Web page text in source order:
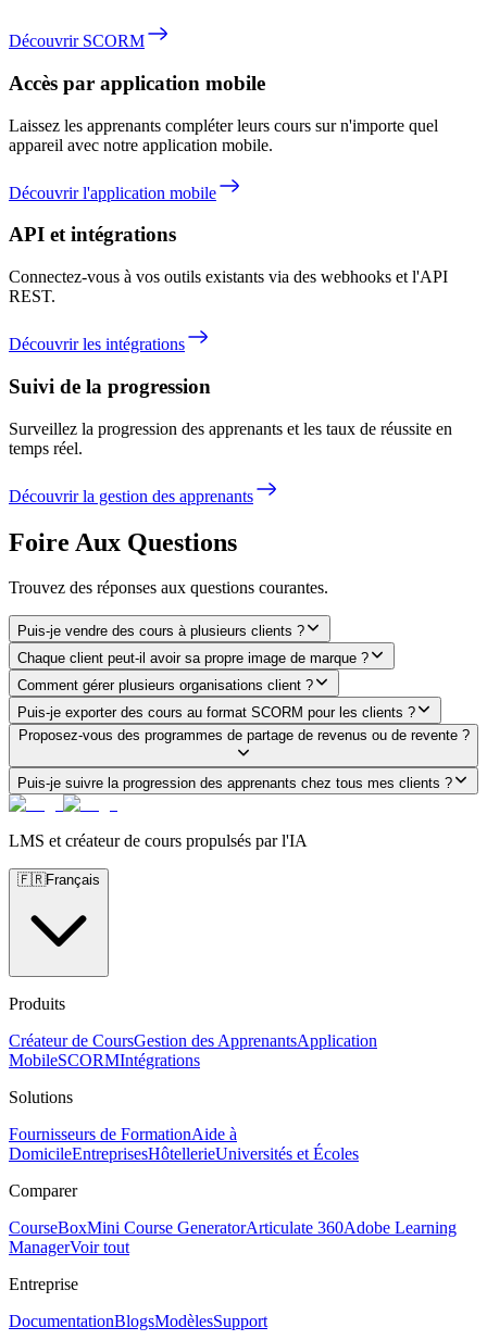
Découvrir SCORM
Accès par application mobile
Laissez les apprenants compléter leurs cours sur n'importe quel
appareil avec notre application mobile.
Découvrir l'application mobile
API et intégrations
Connectez-vous à vos outils existants via des webhooks et l'API
REST.
Découvrir les intégrations
Suivi de la progression
Surveillez la progression des apprenants et les taux de réussite en
temps réel.
Découvrir la gestion des apprenants
Foire Aux Questions
Trouvez des réponses aux questions courantes.
Puis-je vendre des cours à plusieurs clients ?
Chaque client peut-il avoir sa propre image de marque ?
Comment gérer plusieurs organisations client ?
Puis-je exporter des cours au format SCORM pour les clients ?
Proposez-vous des programmes de partage de revenus ou de revente ?
Puis-je suivre la progression des apprenants chez tous mes clients ?
LMS et créateur de cours propulsés par l'IA
🇫🇷Français
Produits
Créateur de CoursGestion des ApprenantsApplication
MobileSCORMIntégrations
Solutions
Fournisseurs de FormationAide à
DomicileEntreprisesHôtellerieUniversités et Écoles
Comparer
CourseBoxMini Course GeneratorArticulate 360Adobe Learning
ManagerVoir tout
Entreprise
DocumentationBlogsModèlesSupport